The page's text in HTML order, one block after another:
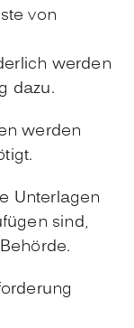
von
werden
dazu.
werden
Unterlagen
sind,